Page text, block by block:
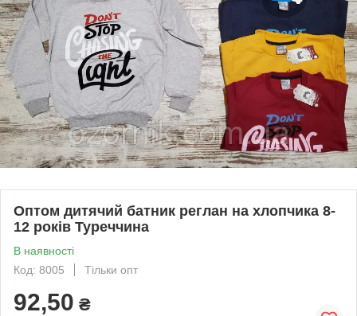
Оптом дитячий батник реглан на хлопчика 8-
12 років Туреччина
В наявності
Код: 8005
Тільки опт
92,50 ₴